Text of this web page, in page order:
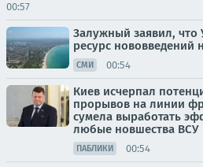
00:57
Залужный заявил, что
ресурс нововведений
СМИ 00:54
Киев исчерпал
прорывов на линии
сумела выработать
любые новшества ВСУ
ПАБЛИКИ 00:54